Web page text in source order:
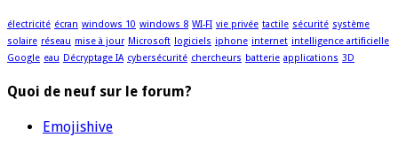
électricité écran windows 10 windows 8 WI-FI vie privée tactile sécurité système
solaire réseau mise à jour Microsoft logiciels iphone internet intelligence artificielle
Google eau Décryptage IA cybersécurité chercheurs batterie applications 3D
Quoi de neuf sur le forum?
Emojishive